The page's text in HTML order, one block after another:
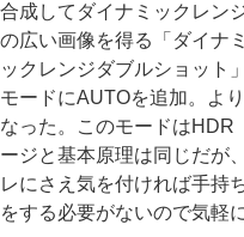
合成してダイナミックレン
の広い画像を得る「ダイナミ
ックレンジダブルショット」
モードにAUTOを追加。よ
なった。このモードはHDR
ージと基本原理は同じだが
レにさえ気を付ければ手持
をする必要がないので気軽